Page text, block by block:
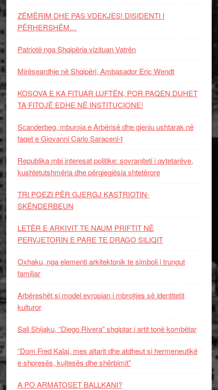
ZËMËRIM DHE PAS VDEKJES! DISIDENTI I
PËRHERSHËM…
Patriotë nga Shqipëria vizituan Vatrën
Mirëseardhje në Shqipëri, Ambasador Eric Wendt
KOSOVA E KA FITUAR LUFTËN, POR PAQEN DUHET
TA FITOJË EDHE NË INSTITUCIONE!
Scanderbeg, mburoja e Arbërisë dhe gjeniu ushtarak në
faqet e Giovanni Carlo Saraceni-t
Republika mbi interesat politike: sovraniteti i qytetarëve,
kushtetutshmëria dhe përgjegjësia shtetërore
TRI POEZI PËR GJERGJ KASTRIOTIN-
SKËNDERBEUN
LETËR E ARKIVIT TE NAUM PRIFTIT NË
PERVJETORIN E PARE TE DRAGO SILIQIT
Oxhaku, nga elementi arkitektonik te simboli i trungut
familjar
Arbëreshët si model evropian i mbrojtjes së identitetit
kulturor
Sali Shijaku, “Diego Rivera” shqiptar i artit tonë kombëtar
“Dom Fred Kalaj, mes altarit dhe atdheut si hermeneutikë
e shpresës, kujtesës dhe shërbimit”
A PO ARMATOSET BALLKANI?